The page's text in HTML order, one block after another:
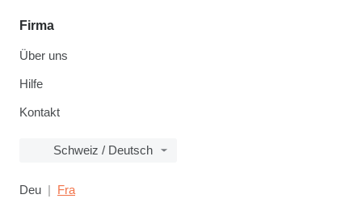
Firma
Über uns
Hilfe
Kontakt
Schweiz / Deutsch
Deu Fra